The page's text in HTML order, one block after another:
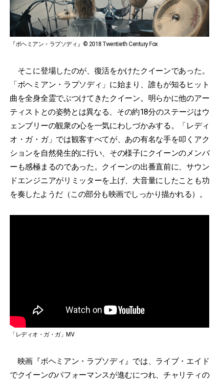
『ボヘミアン・ラプソディ』© 2018 Twentieth Century Fox
そこに登場したのが、復活をかけたクイーンであった。
「ボヘミアン・ラプソディ」に始まり、誰もが知るヒット
曲を全身全霊でぶつけてきたクイーン。明らかに他のアー
ティストとの姿勢とは異なる、その約18分のステージはウ
ェンブリーの観衆の心を一気にわしづかみする。「レディ
オ・ガ・ガ」では観客すべてが、あの有名な手を叩くアク
ションを自然発生的に行い、その様子にクイーンのメンバ
ーも感極まるのであった。クイーンの出番直前に、サウン
ドエンジニアがリミッターを上げ、大音量にしたことも功
を奏したようだ（この部分も映画でしっかり描かれる）。
「レディオ・ガ・ガ」MV
映画『ボヘミアン・ラプソディ』では、ライブ・エイド
でクイーンのパフォーマンスが進むにつれ、チャリティの